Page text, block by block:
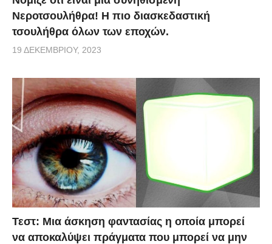
Νεροτσουλήθρα! Η πιο διασκεδαστική
τσουλήθρα όλων των εποχών.
19 ΔΕΚΕΜΒΡΊΟΥ, 2023
Τεστ: Μια άσκηση φαντασίας η οποία μπορεί
να αποκαλύψει πράγματα που μπορεί να μην